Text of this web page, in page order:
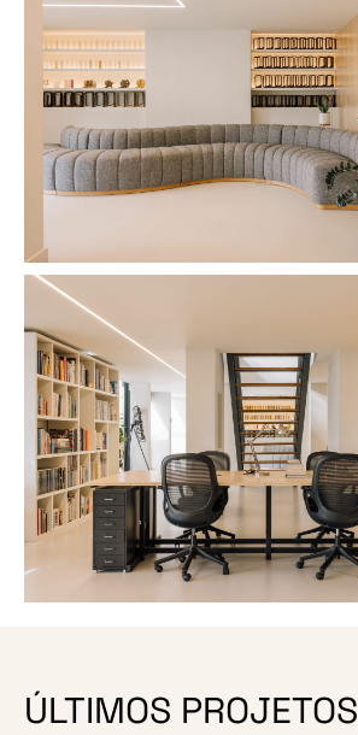
ÚLTIMOS PROJETOS